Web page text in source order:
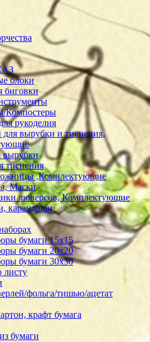
блоки
биговки
Компостеры
рукоделия
вырубки и тиснения,
тиснения
,Комплектующие
Маски
люверсов, Комплектующие
карандаши
бумаги 15х15
бумаги 20х20
бумаги 30х30
листу
фольга/тишью/ацетат
крафт бумага
бумаги